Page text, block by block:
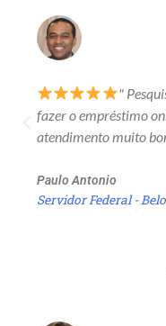
"
fazer o empréstimo
atendimento muito
Paulo Antonio
Servidor Federal -